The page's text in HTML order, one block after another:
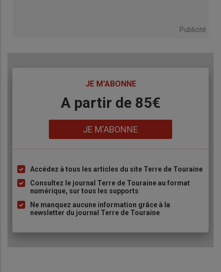
Publicité
JE M'ABONNE
A partir de 85€
JE M'ABONNE
Liste
à
puce
Accédez à tous les articles du site Terre de Touraine
Consultez le journal Terre de Touraine au format
numérique, sur tous les supports
Ne manquez aucune information grâce à la
newsletter du journal Terre de Touraine